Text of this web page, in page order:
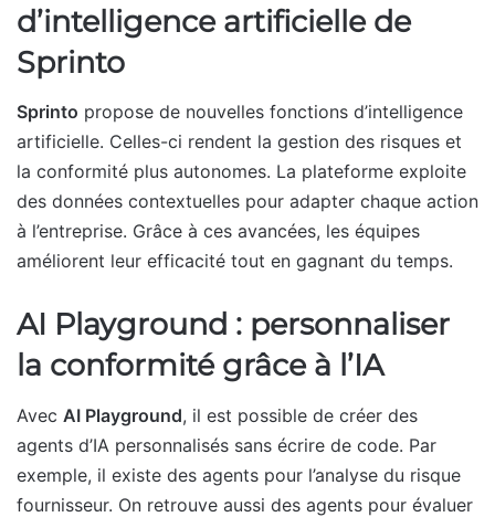
d’intelligence artificielle de
Sprinto
Sprinto propose de nouvelles fonctions d’intelligence
artificielle. Celles-ci rendent la gestion des risques et
la conformité plus autonomes. La plateforme exploite
des données contextuelles pour adapter chaque action
à l’entreprise. Grâce à ces avancées, les équipes
améliorent leur efficacité tout en gagnant du temps.
AI Playground : personnaliser
la conformité grâce à l’IA
Avec AI Playground, il est possible de créer des
agents d’IA personnalisés sans écrire de code. Par
exemple, il existe des agents pour l’analyse du risque
fournisseur. On retrouve aussi des agents pour évaluer